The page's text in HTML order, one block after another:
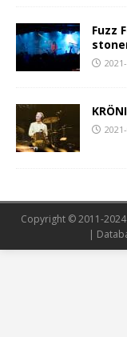
Fuzz
Copyright © 2011-
|